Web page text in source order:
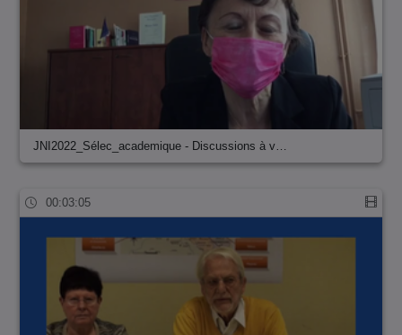
JNI2022_Sélec_academique - Discussions à v…
00:03:05